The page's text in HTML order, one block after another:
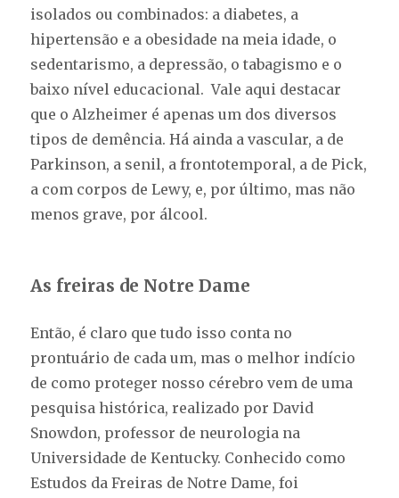
isolados ou combinados: a diabetes, a
hipertensão e a obesidade na meia idade, o
sedentarismo, a depressão, o tabagismo e o
baixo nível educacional. Vale aqui destacar
que o Alzheimer é apenas um dos diversos
tipos de demência. Há ainda a vascular, a de
Parkinson, a senil, a frontotemporal, a de Pick,
a com corpos de Lewy, e, por último, mas não
menos grave, por álcool.
As freiras de Notre Dame
Então, é claro que tudo isso conta no
prontuário de cada um, mas o melhor indício
de como proteger nosso cérebro vem de uma
pesquisa histórica, realizado por David
Snowdon, professor de neurologia na
Universidade de Kentucky. Conhecido como
Estudos da Freiras de Notre Dame, foi